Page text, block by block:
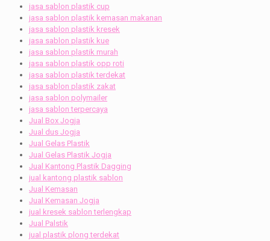
jasa sablon plastik cup
jasa sablon plastik kemasan makanan
jasa sablon plastik kresek
jasa sablon plastik kue
jasa sablon plastik murah
jasa sablon plastik opp roti
jasa sablon plastik terdekat
jasa sablon plastik zakat
jasa sablon polymailer
jasa sablon terpercaya
Jual Box Jogja
Jual dus Jogja
Jual Gelas Plastik
Jual Gelas Plastik Jogja
Jual Kantong Plastik Dagging
jual kantong plastik sablon
Jual Kemasan
Jual Kemasan Jogja
jual kresek sablon terlengkap
Jual Palstik
jual plastik plong terdekat